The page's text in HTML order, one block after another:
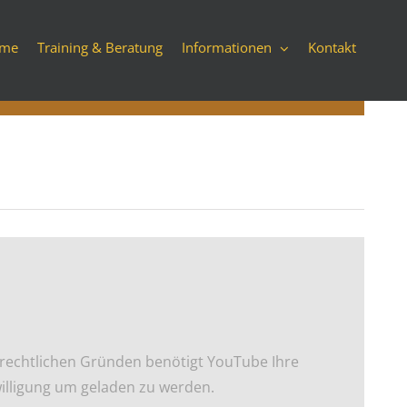
Training & Beratung Informationen Kontakt
Gründen benötigt YouTube Ihre
um geladen zu werden.